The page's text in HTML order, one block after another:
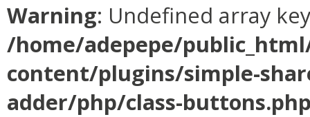
Warning: Undefined array
/home/adepepe/
content/plugins/simple-
adder/php/class-